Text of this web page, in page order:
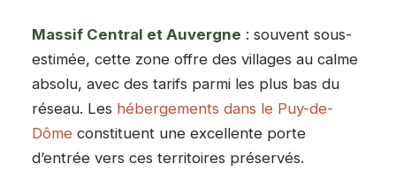
Massif Central et Auvergne : souvent sous-
estimée, cette zone offre des villages au calme
absolu, avec des tarifs parmi les plus bas du
réseau. Les hébergements dans le Puy-de-
Dôme constituent une excellente porte
d’entrée vers ces territoires préservés.